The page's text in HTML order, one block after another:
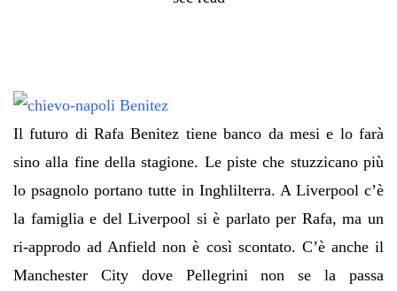
Il futuro di Rafa Benitez tiene banco da mesi e lo farà
sino alla fine della stagione. Le piste che stuzzicano più
lo psagnolo portano tutte in Inghlilterra. A Liverpool c’è
la famiglia e del Liverpool si è parlato per Rafa, ma un
ri-approdo ad Anfield non è così scontato. C’è anche il
Manchester City dove Pellegrini non se la passa